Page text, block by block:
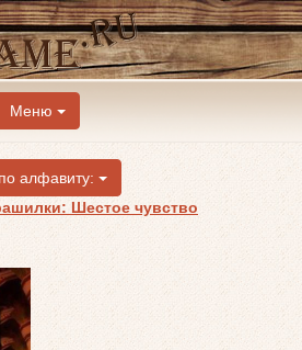
Меню
алфавиту:
Шестое чувство